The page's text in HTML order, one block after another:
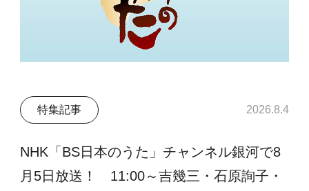
特集記事 2026.8.4
NHK「BS日本のうた」チャンネル銀河で8
月5日放送！ 11:00～吉幾三・石原詢子・